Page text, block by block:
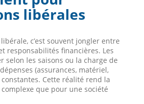
libérales
c’est souvent jongler entre
responsabilités financières. Les
selon les saisons ou la charge de
(assurances, matériel,
Cette réalité rend la
que pour une société